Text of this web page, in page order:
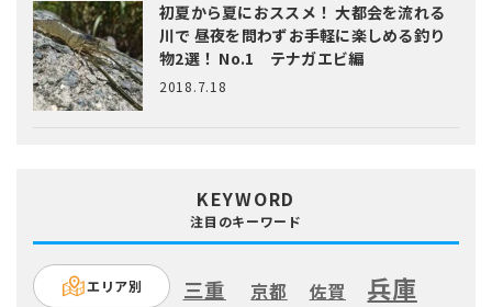
初夏から夏におススメ！ 大都会を流れる
川で 昼夜を問わずお手軽に楽しめる釣り
物2選！ No.1 テナガエビ編
2018.7.18
KEYWORD
注目のキーワード
エリア別 三重 京都 佐賀 兵庫